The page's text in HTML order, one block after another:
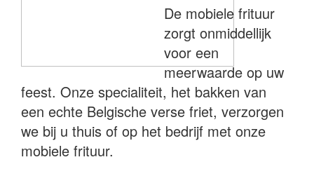
De mobiele frituur
zorgt onmiddellijk
voor een
meerwaarde op uw
feest. Onze specialiteit, het bakken van
een echte Belgische verse friet, verzorgen
we bij u thuis of op het bedrijf met onze
mobiele frituur.